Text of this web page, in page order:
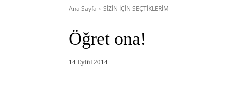
Ana Sayfa SİZİN İÇİN SEÇTİKLERİM
Öğret ona!
14 Eylül 2014